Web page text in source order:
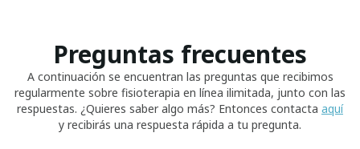
Preguntas frecuentes
A continuación se encuentran las preguntas que recibimos
regularmente sobre fisioterapia en línea ilimitada, junto con las
respuestas. ¿Quieres saber algo más? Entonces contacta aquí
y recibirás una respuesta rápida a tu pregunta.